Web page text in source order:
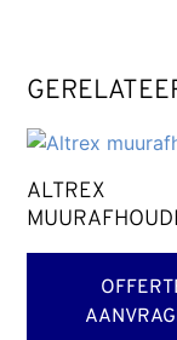
ALTREX